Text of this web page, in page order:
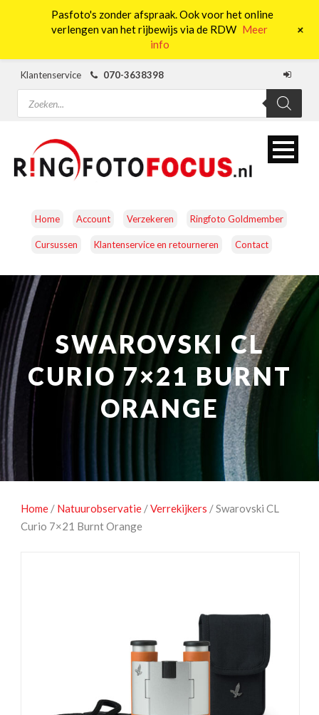
Klantenservice
070-3638398
Producten
zoeken
Home Account Verzekeren Ringfoto Goldmember
Cursussen Klantenservice en retourneren Contact
CAMERA’S OBJECTIEVEN ACCESSOIRES
NATUUROBSERVATIE MEDIA EN ENERGIE
STUDIOFOTOGRAFIE OCCASIONS
SWAROVSKI CL
CURIO 7×21 BURNT
ORANGE
Home / Natuurobservatie /Verrekijkers / Swarovski CL
Curio 7×21 Burnt Orange
Pasfoto's zonder afspraak. Ook voor het online
verlengen van het rijbewijs via de RDW Meer
info
+